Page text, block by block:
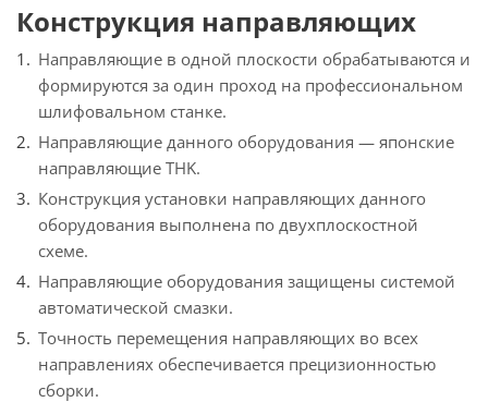
Конструкция направляющих
Направляющие в одной плоскости обрабатываются и
формируются за один проход на профессиональном
шлифовальном станке.
Направляющие данного оборудования — японские
направляющие THK.
Конструкция установки направляющих данного
оборудования выполнена по двухплоскостной
схеме.
Направляющие оборудования защищены системой
автоматической смазки.
Точность перемещения направляющих во всех
направлениях обеспечивается прецизионностью
сборки.